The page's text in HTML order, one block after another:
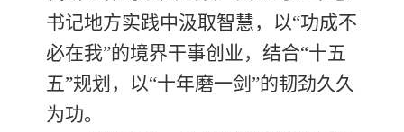
书记地方实践中汲取智慧，以“功成不
必在我”的境界干事创业，结合“十五
五”规划，以“十年磨一剑”的韧劲久久
为功。